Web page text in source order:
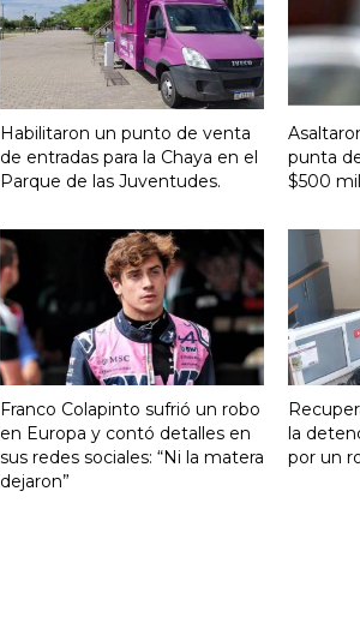
Habilitaron un punto de venta
de entradas para la Chaya en el
Parque de las Juventudes.
punta
$500
Franco Colapinto sufrió un robo
en Europa y contó detalles en
sus redes sociales: “Ni la matera
dejaron”
la
por un